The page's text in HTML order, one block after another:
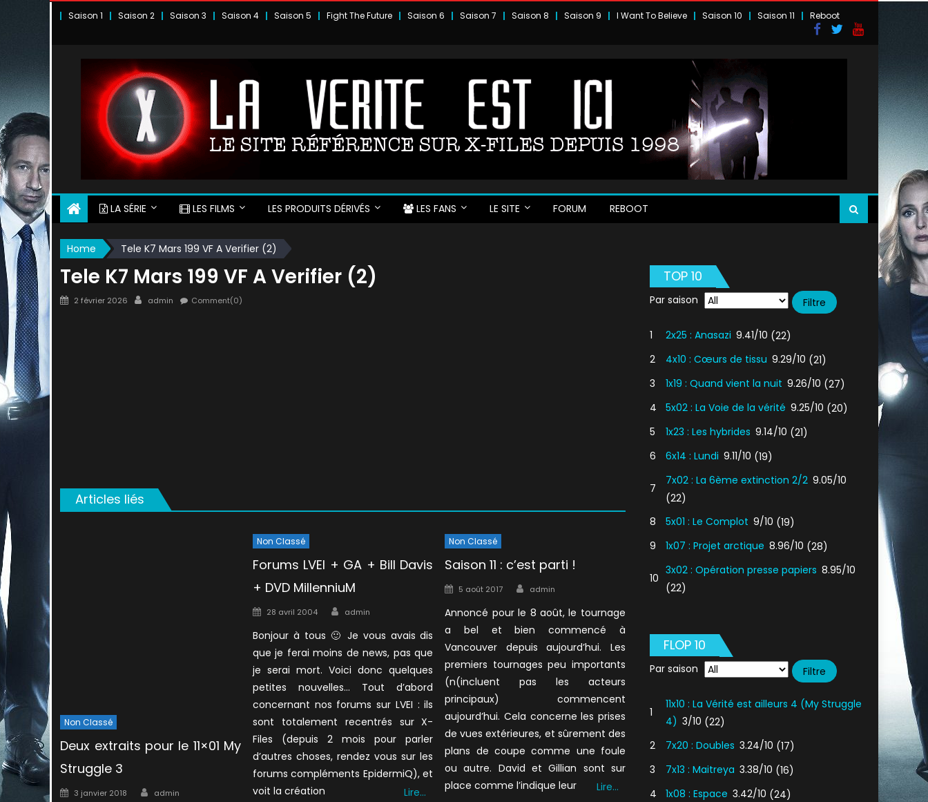
Saison 1 Saison 2 Saison 3 Saison 4 Saison 5 Fight The Future Saison 6 Saison 7 Saison 8 Saison 9 I Want To Believe Saison 10 Saison 11 Reboot
LA SÉRIE LES FILMS LES PRODUITS DÉRIVÉS LES FANS LE SITE FORUM REBOOT
Home Tele K7 Mars 199 VF A Verifier (2)
Tele K7 Mars 199 VF A Verifier (2)
Posted
2 février 2026 Author
admin Comment(0)
Articles liés
Non Classé
Deux extraits pour le 11×01 My
Struggle 3
Posted
3 janvier 2018 Author
admin
Non Classé
Forums LVEI + GA + Bill Davis
+ DVD MillenniuM
Posted
28 avril 2004 Author
admin
Bonjour à tous 🙂 Je vous avais dis
que je ferai moins de news, pas que
je serai mort. Voici donc quelques
petites nouvelles… Tout d’abord
concernant nos forums sur LVEI : ils
sont totalement recentrés sur X-
Files (depuis 2 mois pour parler
d’autres choses, rendez vous sur les
forums compléments EpidermiQ), et
voit la création
Lire…
Non Classé
Saison 11 : c’est parti !
Posted
5 août 2017 Author
admin
Annoncé pour le 8 août, le tournage
a bel et bien commencé à
Vancouver depuis aujourd’hui. Les
premiers tournages peu importants
(n(incluent pas les acteurs
principaux) commencent
aujourd’hui. Cela concerne les prises
de vues extérieures, et sûrement des
plans de coupe comme une foule
ou autre. David et Gillian sont sur
place comme l’indique leur
Lire…
TOP 10
Par saison
1 2x25 : Anasazi 9.41/10 (22)
2
4x10 : Cœurs de tissu 9.29/10 (21)
3
1x19 : Quand vient la nuit 9.26/10 (27)
4
5x02 : La Voie de la vérité 9.25/10 (20)
5
1x23 : Les hybrides 9.14/10 (21)
6
6x14 : Lundi 9.11/10 (19)
7
7x02 : La 6ème extinction 2/2 9.05/10
(22)
8
5x01 : Le Complot 9/10 (19)
9
1x07 : Projet arctique 8.96/10 (28)
10
3x02 : Opération presse papiers 8.95/10
(22)
FLOP 10
Par saison
1
11x10 : La Vérité est ailleurs 4 (My Struggle
4) 3/10 (22)
2
7x20 : Doubles 3.24/10 (17)
3
7x13 : Maitreya 3.38/10 (16)
4
1x08 : Espace 3.42/10 (24)